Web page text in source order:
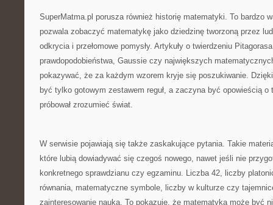
SuperMatma.pl porusza również historię matematyki. To bardzo
pozwala zobaczyć matematykę jako dziedzinę tworzoną przez
odkrycia i przełomowe pomysły. Artykuły o twierdzeniu
prawdopodobieństwa, Gaussie czy największych
pokazywać, że za każdym wzorem kryje się poszukiwanie.
być tylko gotowym zestawem reguł, a zaczyna być opowieścią o
próbował zrozumieć świat.
W serwisie pojawiają się także zaskakujące pytania. Takie
które lubią dowiadywać się czegoś nowego, nawet jeśli nie
konkretnego sprawdzianu czy egzaminu. Liczba 42, liczby
równania, matematyczne symbole, liczby w kulturze czy
zainteresowanie nauką. To pokazuje, że matematyka może być